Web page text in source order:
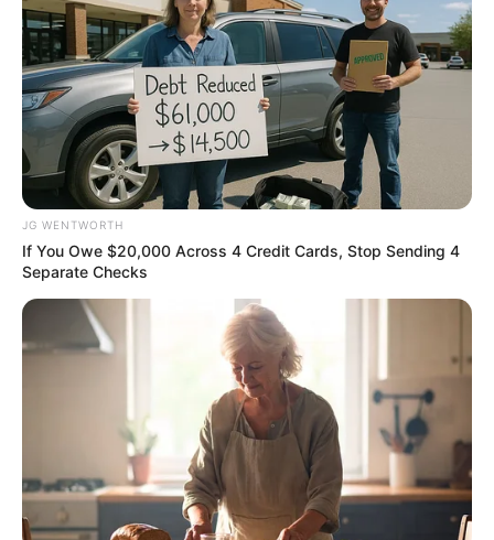
Blood Sugar Is Not From Sweets! Meet The Main
Enemy Of Blood Sugar
GLYCOGEN SUPPORT
JG WENTWORTH
If You Owe $20,000 Across 4 Credit Cards, Stop Sending 4
Separate Checks